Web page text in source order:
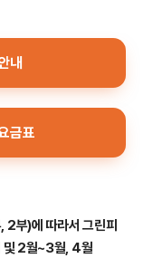
내
금표
2부)에 따라서 그린피
및 2월~3월, 4월